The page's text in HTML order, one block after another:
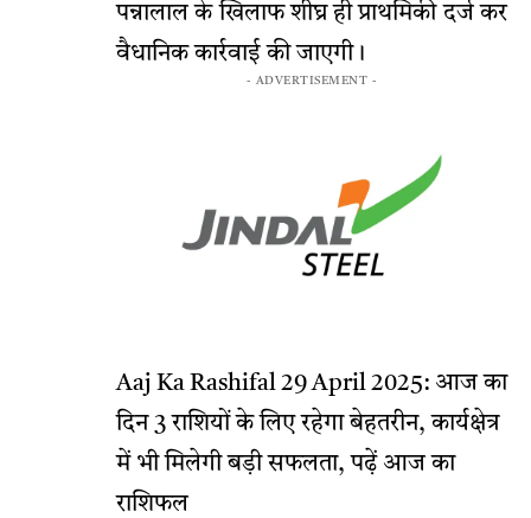
पन्नालाल के खिलाफ शीघ्र ही प्राथमिकी दर्ज कर
वैधानिक कार्रवाई की जाएगी।
- ADVERTISEMENT -
Aaj Ka Rashifal 29 April 2025: आज का
दिन 3 राशियों के लिए रहेगा बेहतरीन, कार्यक्षेत्र
में भी मिलेगी बड़ी सफलता, पढ़ें आज का
राशिफल